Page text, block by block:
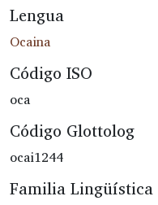
Lengua
Ocaina
Código ISO
oca
Código Glottolog
ocai1244
Familia Lingüística